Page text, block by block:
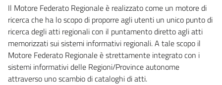
Il Motore Federato Regionale è realizzato come un motore di
ricerca che ha lo scopo di proporre agli utenti un unico punto di
ricerca degli atti regionali con il puntamento diretto agli atti
memorizzati sui sistemi informativi regionali. A tale scopo il
Motore Federato Regionale è strettamente integrato con i
sistemi informativi delle Regioni/Province autonome
attraverso uno scambio di cataloghi di atti.